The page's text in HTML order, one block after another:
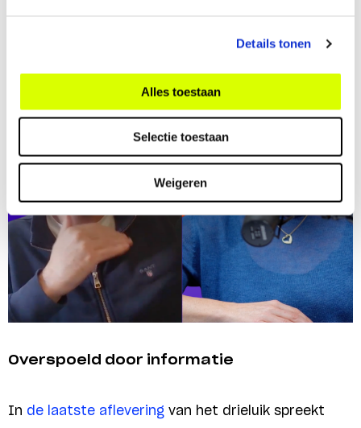
Details tonen
Alles toestaan
Selectie toestaan
Weigeren
Overspoeld door informatie
In de laatste aflevering van het drieluik spreekt